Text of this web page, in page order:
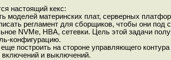
настоящий кекс:
моделей материнских плат, серверных
регламент для сборщиков, чтобы они
NVMe, HBA, сетевки. Цель этой задачи
конфигурацию.
построить на стороне управляющего
включений и выключений.